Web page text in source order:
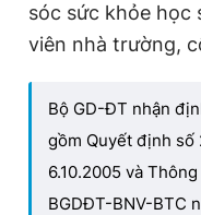
sóc sức khỏe học
viên nhà trường,
Bộ GD-ĐT nhận
gồm Quyết định
6.10.2005 và
BGDĐT-BNV-BTC